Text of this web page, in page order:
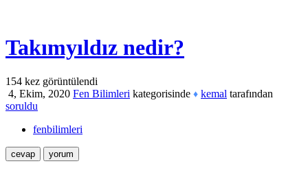
Takımyıldız nedir?
154 kez görüntülendi
4, Ekim, 2020 Fen Bilimleri kategorisinde ♦ kemal tarafından
soruldu
fenbilimleri